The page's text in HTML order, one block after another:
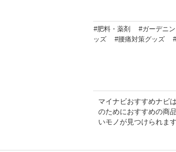
#肥料・薬剤 #ガーデニ
ッズ
#腰痛対策グッズ
マイナビおすすめナビ
のためにおすすめの商
いモノが見つけられます